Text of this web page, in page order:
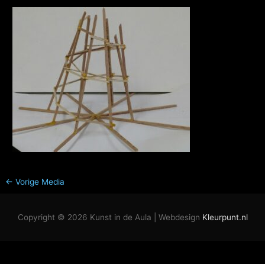
← Vorige Media
Copyright © 2026 Kunst in de Aula | Webdesign Kleurpunt.nl